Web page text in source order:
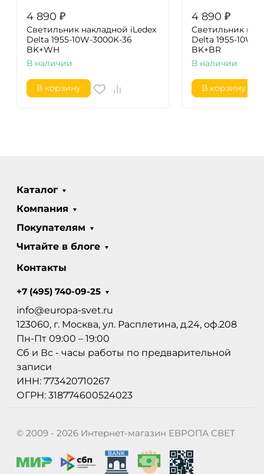
4 890 ₽
Светильник накладной iLedex
Delta 1955-10W-3000K-36
BK+WH
В наличии
В корзину
4 890 ₽
Светильник
Delta 1955-10W-
BK+BR
В наличии
В корзину
Каталог
Компания
Покупателям
Читайте в блоге
Контакты
+7 (495) 740-09-25
info@europa-svet.ru
123060, г. Москва, ул. Расплетина, д.24, оф.208
Пн-Пт 09:00 – 19:00
Сб и Вс - часы работы по предварительной
записи
ИНН: 773420710267
ОГРН: 318774600524023
© 2009 - 2026 Интернет-магазин ЕВРОПА СВЕТ